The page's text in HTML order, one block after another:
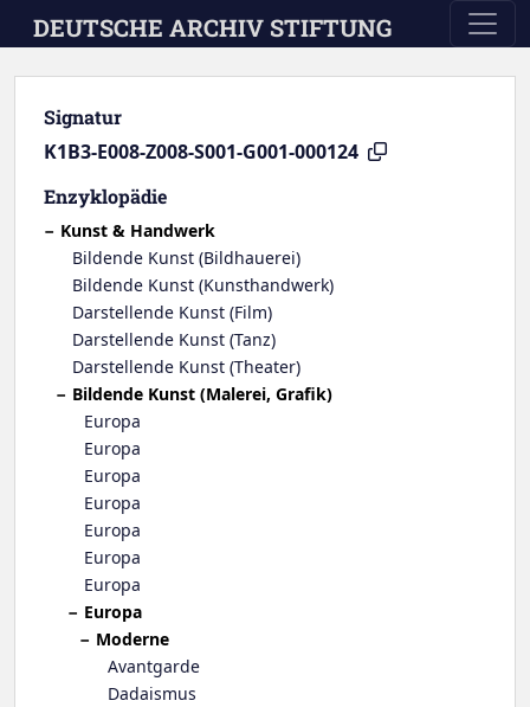
Skip to main content
DEUTSCHE ARCHIV STIFTUNG
Signatur
K1B3-E008-Z008-S001-G001-000124
Enzyklopädie
Kunst & Handwerk
Bildende Kunst (Bildhauerei)
Bildende Kunst (Kunsthandwerk)
Darstellende Kunst (Film)
Darstellende Kunst (Tanz)
Darstellende Kunst (Theater)
Bildende Kunst (Malerei, Grafik)
Europa
Europa
Europa
Europa
Europa
Europa
Europa
Europa
Moderne
Avantgarde
Dadaismus